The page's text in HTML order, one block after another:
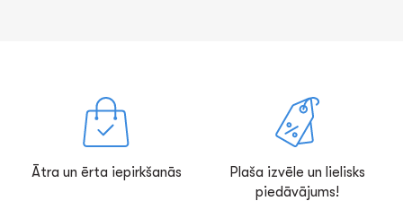
Ātra un ērta iepirkšanās
Plaša izvēle un lielisks
piedāvājums!